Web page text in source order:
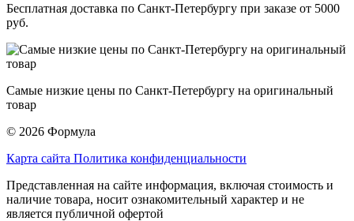
Бесплатная доставка по Санкт-Петербургу при заказе от 5000
руб.
Самые низкие цены по Санкт-Петербургу на оригинальный
товар
© 2026 Формула
Карта сайта Политика конфиденциальности
Представленная на сайте информация, включая стоимость и
наличие товара, носит ознакомительный характер и не
является публичной офертой